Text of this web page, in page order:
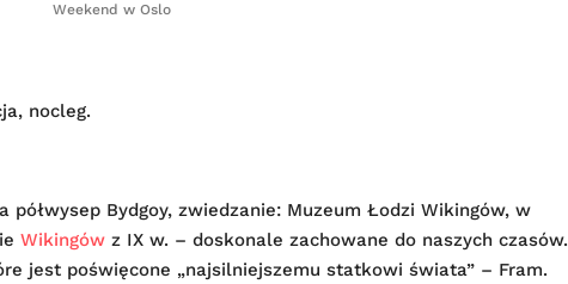
Weekend w Oslo
nocleg.
Bydgoy, zwiedzanie: Muzeum Łodzi Wikingów, w
Wikingów z IX w. – doskonale zachowane do naszych czasów.
jest poświęcone „najsilniejszemu statkowi świata” – Fram.